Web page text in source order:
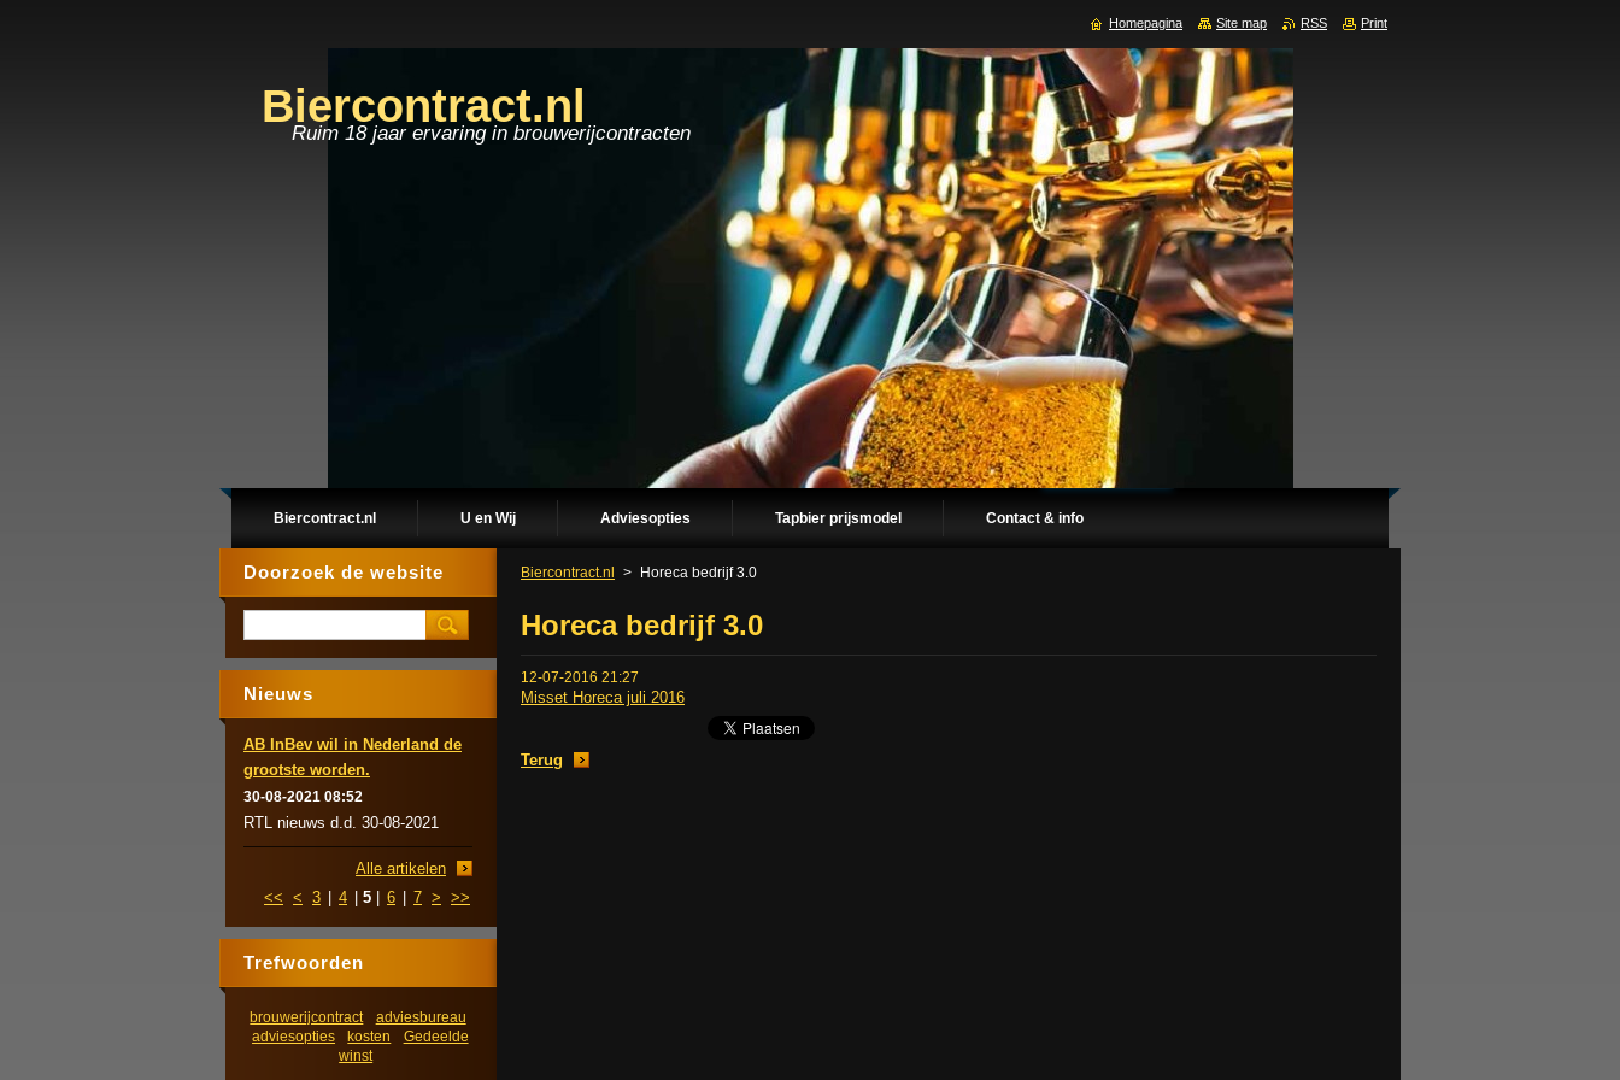
Biercontract.nl
Ruim 18 jaar ervaring in brouwerijcontracten
Biercontract.nl U en Wij Adviesopties Tapbier prijsmodel Contact & info
Biercontract.nl > Horeca bedrijf 3.0
Horeca bedrijf 3.0
12-07-2016 21:27
Misset Horeca juli 2016
Terug
Doorzoek de website
Nieuws
AB InBev wil in Nederland de
grootste worden.
30-08-2021 08:52
RTL nieuws d.d. 30-08-2021
Alle artikelen
<< < 3 4 5 6 7 > >>
Trefwoorden
brouwerijcontract
adviesbureau
adviesopties
kosten
Gedeelde
winst
Homepagina Site map RSS Print